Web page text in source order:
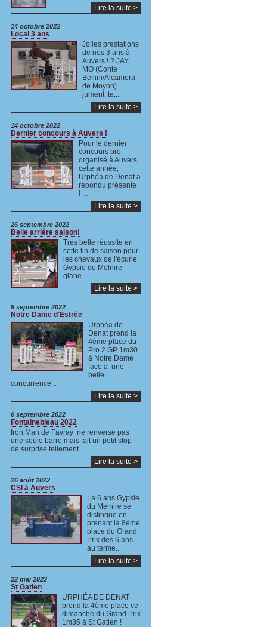
Lire la suite >
14 octobre 2022
Local 3 ans
Jolies prestations
de nos 3 ans à
Auvers ! ? JAY
MO (Conte
Bellini/Alcamera
de Moyon)
jument, te...
Lire la suite >
14 octobre 2022
Dernier concours à Auvers !
Pour le dernier
concours pro
organisé à Auvers
cette année,
Urphéa de Denat a
répondu présente
! ...
Lire la suite >
26 septembre 2022
Belle arrière saison!
Très belle réussite en
cette fin de saison pour
les chevaux de l'écurie.
Gypsie du Melnire
glane...
Lire la suite >
9 septembre 2022
Notre Dame d'Estrée
Urphéa de
Denat prend la
4ème place du
Pro 2 GP 1m30
à Notre Dame
face à une
belle
concurrence...
Lire la suite >
6 septembre 2022
Fontainebleau 2022
Iron Man de Favray ne renverse pas
une seule barre mais fait un petit stop
de surprise tellement...
Lire la suite >
26 août 2022
CSI à Auvers
La 6 ans Gypsie
du Melnire se
distingue en
prenant la 8ème
place du Grand
Prix des 6 ans
au terme...
Lire la suite >
22 mai 2022
St Gatien
URPHÉA DE DENAT
prend la 4ème place ce
dimanche du Grand Prix
1m35 à St Gatien !